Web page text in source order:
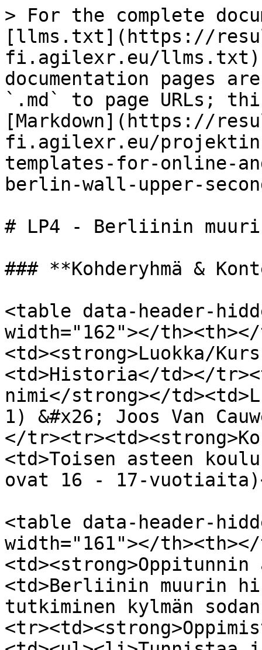
> For the complete
[llms.txt](https://
fi.agilexr.eu/llms.txt).
documentation pages
`.md` to page URLs;
[Markdown](https://
fi.agilexr.eu/
templates-for-online-
berlin-wall-upper-
# LP4 - Berliinin
### **Kohderyhmä &
<table data-header-
width="162"></
<td><strong>Luokka/
<td>Historia</td></
nimi</strong></
1) &#x26; Joos Van
</
<td>Toisen asteen
ovat 16 - 17-
<table data-header-
width="161"></
<td>Berliinin muurin
tutkiminen kylmän